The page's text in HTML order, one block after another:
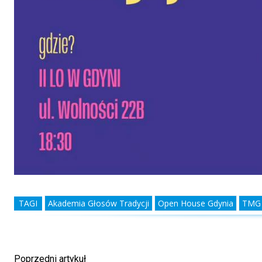
TAGI Akademia Głosów Tradycji Open House Gdynia TMG
Poprzedni artykuł